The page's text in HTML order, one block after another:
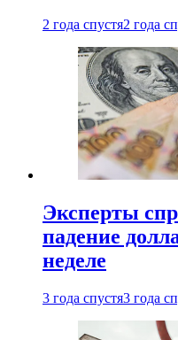
2 года спустя2 года
Эксперты
падение
неделе
3 года спустя3 года